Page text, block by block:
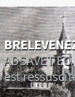
ADSAVET
est